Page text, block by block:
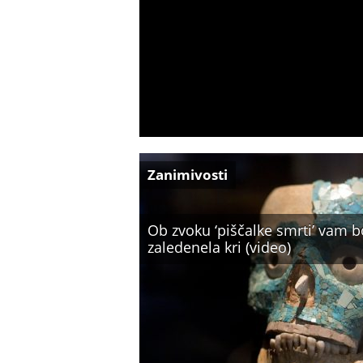
Ob zvoku ‘piščalke smrti’ vam
zaledenela kri (video)
Zanimivosti